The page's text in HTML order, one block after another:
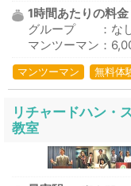
1時間あたりの料金
グループ ：な
マンツーマン：
マンツーマン 無料体
リチャードハン・
教室